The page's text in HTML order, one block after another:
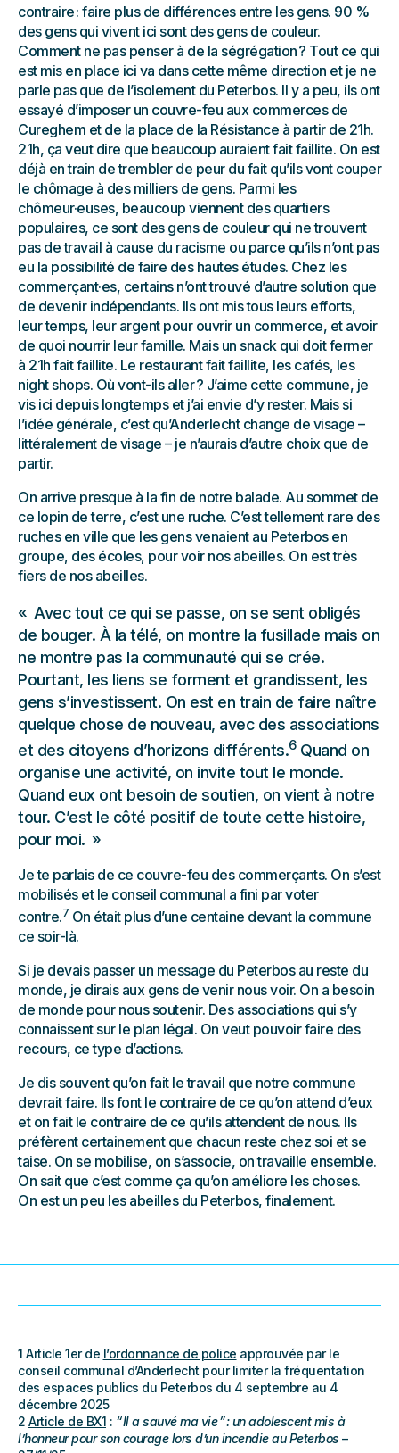
contraire : faire plus de différences entre les gens. 90 %
des gens qui vivent ici sont des gens de couleur.
Comment ne pas penser à de la ségrégation ? Tout ce qui
est mis en place ici va dans cette même direction et je ne
parle pas que de l’isolement du Peterbos. Il y a peu, ils ont
essayé d’imposer un couvre-feu aux commerces de
Cureghem et de la place de la Résistance à partir de 21h.
21h, ça veut dire que beaucoup auraient fait faillite. On est
déjà en train de trembler de peur du fait qu’ils vont couper
le chômage à des milliers de gens. Parmi les
chômeur·euses, beaucoup viennent des quartiers
populaires, ce sont des gens de couleur qui ne trouvent
pas de travail à cause du racisme ou parce qu’ils n’ont pas
eu la possibilité de faire des hautes études. Chez les
commerçant·es, certains n’ont trouvé d’autre solution que
de devenir indépendants. Ils ont mis tous leurs efforts,
leur temps, leur argent pour ouvrir un commerce, et avoir
de quoi nourrir leur famille. Mais un snack qui doit fermer
à 21h fait faillite. Le restaurant fait faillite, les cafés, les
night shops. Où vont-ils aller ? J’aime cette commune, je
vis ici depuis longtemps et j’ai envie d’y rester. Mais si
l’idée générale, c’est qu’Anderlecht change de visage –
littéralement de visage – je n’aurais d’autre choix que de
partir.
On arrive presque à la fin de notre balade. Au sommet de
ce lopin de terre, c’est une ruche. C’est tellement rare des
ruches en ville que les gens venaient au Peterbos en
groupe, des écoles, pour voir nos abeilles. On est très
fiers de nos abeilles.
Avec tout ce qui se passe, on se sent obligés
de bouger. À la télé, on montre la fusillade mais on
ne montre pas la communauté qui se crée.
Pourtant, les liens se forment et grandissent, les
gens s’investissent. On est en train de faire naître
quelque chose de nouveau, avec des associations
et des citoyens d’horizons différents.6Quand on
organise une activité, on invite tout le monde.
Quand eux ont besoin de soutien, on vient à notre
tour. C’est le côté positif de toute cette histoire,
pour moi.
Je te parlais de ce couvre-feu des commerçants. On s’est
mobilisés et le conseil communal a fini par voter
contre.7 On était plus d’une centaine devant la commune
ce soir-là.
Si je devais passer un message du Peterbos au reste du
monde, je dirais aux gens de venir nous voir. On a besoin
de monde pour nous soutenir. Des associations qui s’y
connaissent sur le plan légal. On veut pouvoir faire des
recours, ce type d’actions.
Je dis souvent qu’on fait le travail que notre commune
devrait faire. Ils font le contraire de ce qu’on attend d’eux
et on fait le contraire de ce qu’ils attendent de nous. Ils
préfèrent certainement que chacun reste chez soi et se
taise. On se mobilise, on s’associe, on travaille ensemble.
On sait que c’est comme ça qu’on améliore les choses.
On est un peu les abeilles du Peterbos, finalement.
1 Article 1er de l’ordonnance de police approuvée par le
conseil communal d’Anderlecht pour limiter la fréquentation
des espaces publics du Peterbos du 4 septembre au 4
décembre 2025
2 Article de BX1 : “ Il a sauvé ma vie ” : un adolescent mis à
l’honneur pour son courage lors d’un incendie au Peterbos –